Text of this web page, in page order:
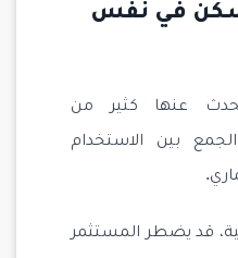
في نفس
عنها كثير من
بين الاستخدام
قد يضطر المستثمر